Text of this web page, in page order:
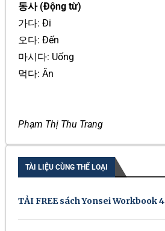
동사 (Động từ)
가다: Đi
오다: Đến
마시다: Uống
먹다: Ăn
Phạm Thị Thu Trang
TÀI LIỆU CÙNG THỂ LOẠI
TẢI FREE sách Yonsei Workbook 4